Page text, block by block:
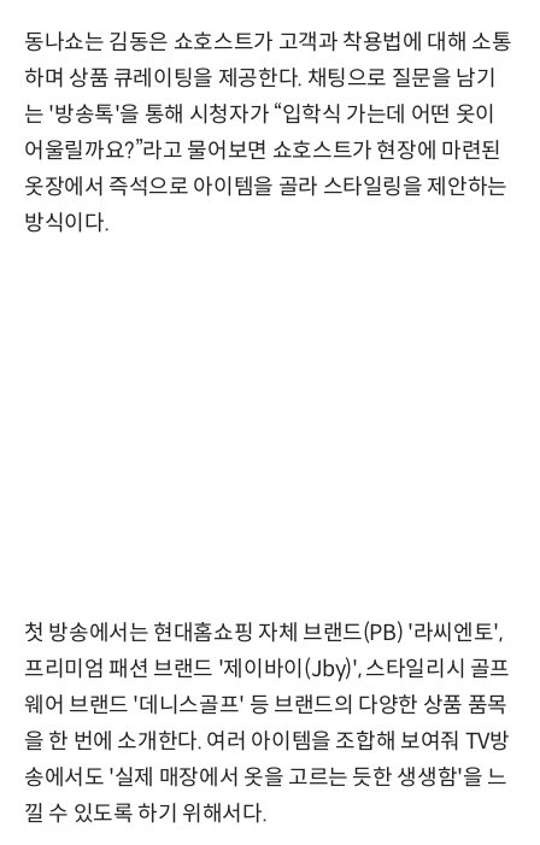
동나쇼는 김동은 쇼호스트가 고객과 착용법에 대해 소통
하며 상품 큐레이팅을 제공한다. 채팅으로 질문을 남기
는 '방송톡'을 통해 시청자가 “입학식 가는데 어떤 옷이
어울릴까요?”라고 물어보면 쇼호스트가 현장에 마련된
옷장에서 즉석으로 아이템을 골라 스타일링을 제안하는
방식이다.
첫 방송에서는 현대홈쇼핑 자체 브랜드(PB) '라씨엔토',
프리미엄 패션 브랜드 '제이바이(Jby)', 스타일리시 골프
웨어 브랜드 '데니스골프' 등 브랜드의 다양한 상품 품목
을 한 번에 소개한다. 여러 아이템을 조합해 보여줘 TV방
송에서도 '실제 매장에서 옷을 고르는 듯한 생생함'을 느
낄 수 있도록 하기 위해서다.